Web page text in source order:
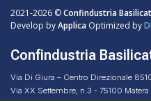
2021-2026 ©Confindustria
Develop byApplica Optimized by
Confindustria
Via Di Giura – Centro Direzionale
Via XX Settembre, n.3 - 75100 Matera